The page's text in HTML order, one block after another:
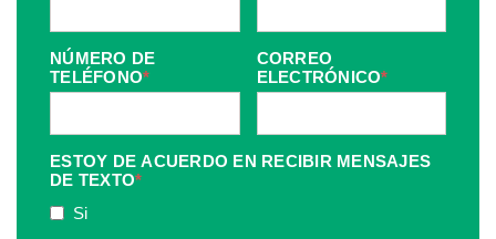
NÚMERO DE
TELÉFONO*
CORREO
ELECTRÓNICO*
ESTOY DE ACUERDO EN RECIBIR MENSAJES
DE TEXTO*
Si